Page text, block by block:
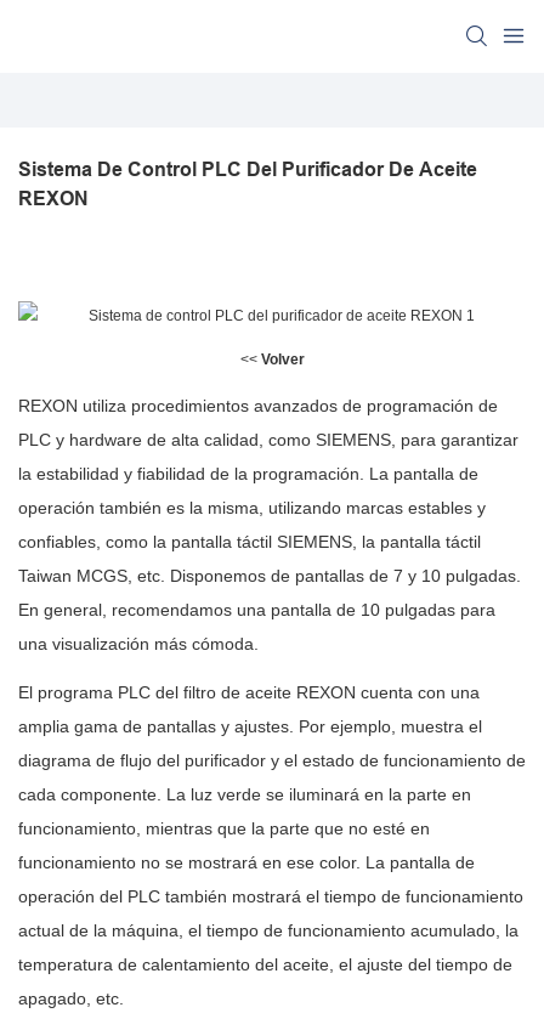
Sistema De Control PLC Del Purificador De Aceite
REXON
<< Volver
REXON utiliza procedimientos avanzados de programación de
PLC y hardware de alta calidad, como SIEMENS, para garantizar
la estabilidad y fiabilidad de la programación. La pantalla de
operación también es la misma, utilizando marcas estables y
confiables, como la pantalla táctil SIEMENS, la pantalla táctil
Taiwan MCGS, etc. Disponemos de pantallas de 7 y 10 pulgadas.
En general, recomendamos una pantalla de 10 pulgadas para
una visualización más cómoda.
El programa PLC del filtro de aceite REXON cuenta con una
amplia gama de pantallas y ajustes. Por ejemplo, muestra el
diagrama de flujo del purificador y el estado de funcionamiento de
cada componente. La luz verde se iluminará en la parte en
funcionamiento, mientras que la parte que no esté en
funcionamiento no se mostrará en ese color. La pantalla de
operación del PLC también mostrará el tiempo de funcionamiento
actual de la máquina, el tiempo de funcionamiento acumulado, la
temperatura de calentamiento del aceite, el ajuste del tiempo de
apagado, etc.